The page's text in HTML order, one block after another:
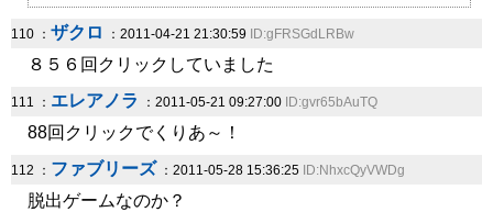
110 ： ザクロ ：2011-04-21 21:30:59 ID:gFRSGdLRBw
８５６回クリックしていました
111 ： エレアノラ ：2011-05-21 09:27:00 ID:gvr65bAuTQ
88回クリックでくりあ～！
112 ： ファブリーズ ：2011-05-28 15:36:25 ID:NhxcQyVWDg
脱出ゲームなのか？